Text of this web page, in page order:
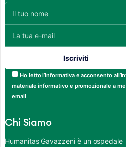
Ho letto l’informativa e acconsento
materiale informativo e promozionale a
email
Chi Siamo
Humanitas Gavazzeni è un ospedale